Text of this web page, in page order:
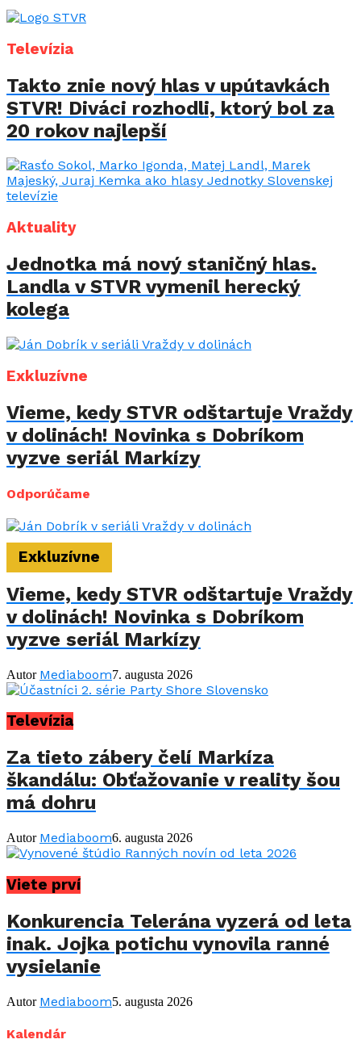
Televízia
Takto znie nový hlas v upútavkách
STVR! Diváci rozhodli, ktorý bol za
20 rokov najlepší
Aktuality
Jednotka má nový staničný hlas.
Landla v STVR vymenil herecký
kolega
Exkluzívne
Vieme, kedy STVR odštartuje Vraždy
v dolinách! Novinka s Dobríkom
vyzve seriál Markízy
Odporúčame
Exkluzívne
Vieme, kedy STVR odštartuje Vraždy
v dolinách! Novinka s Dobríkom
vyzve seriál Markízy
Autor Mediaboom7. augusta 2026
Televízia
Za tieto zábery čelí Markíza
škandálu: Obťažovanie v reality šou
má dohru
Autor Mediaboom6. augusta 2026
Viete prví
Konkurencia Telerána vyzerá od leta
inak. Jojka potichu vynovila ranné
vysielanie
Autor Mediaboom5. augusta 2026
Kalendár